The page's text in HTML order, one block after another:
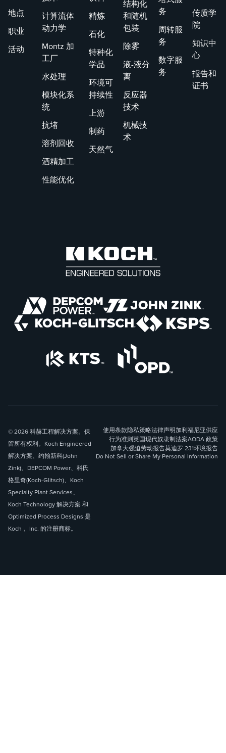
地点
职业
活动
计算流体
动力学
Montz 加
工厂
水处理
模块化系
统
抗堵
溶剂回收
酒精加工
性能优化
精炼
石化
特种化
学品
环境可
持续性
上游
制药
天然气
结构化
和随机
包装
除雾
液-液分
离
反应器
技术
机械技
术
务
周转服
务
数字服
务
传质学
院
知识中
心
报告和
证书
© 2026 科赫工程解决方案。保
留所有权利。Koch Engineered
解决方案、约翰新科(John
Zink)、DEPCOM Power、科氏
格里奇(Koch-Glitsch)、Koch
Specialty Plant Services、
Koch Technology 解决方案 和
Optimized Process Designs 是
Koch， Inc. 的注册商标。
使用条款隐私策略法律声明加利福尼亚供应
行为准则英国现代奴隶制法案AODA 政策
加拿大强迫劳动报告莫迪罗 231环境报告
Do Not Sell or Share My Personal Information